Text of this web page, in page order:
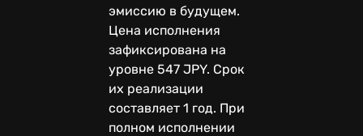
эмиссию в будущем.
Цена исполнения
зафиксирована на
уровне 547 JPY. Срок
их реализации
составляет 1 год. При
полном исполнении